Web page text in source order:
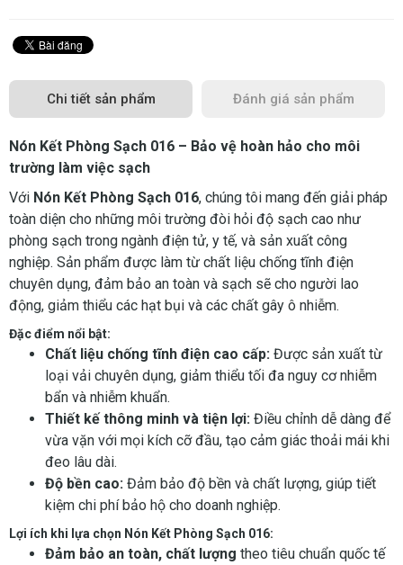
Chi tiết sản phẩm Đánh giá sản phẩm
Nón Kết Phòng Sạch 016 – Bảo vệ hoàn hảo cho môi
trường làm việc sạch
Với Nón Kết Phòng Sạch 016, chúng tôi mang đến giải pháp
toàn diện cho những môi trường đòi hỏi độ sạch cao như
phòng sạch trong ngành điện tử, y tế, và sản xuất công
nghiệp. Sản phẩm được làm từ chất liệu chống tĩnh điện
chuyên dụng, đảm bảo an toàn và sạch sẽ cho người lao
động, giảm thiểu các hạt bụi và các chất gây ô nhiễm.
Đặc điểm nổi bật:
Chất liệu chống tĩnh điện cao cấp: Được sản xuất từ
loại vải chuyên dụng, giảm thiểu tối đa nguy cơ nhiễm
bẩn và nhiễm khuẩn.
Thiết kế thông minh và tiện lợi: Điều chỉnh dễ dàng để
vừa vặn với mọi kích cỡ đầu, tạo cảm giác thoải mái khi
đeo lâu dài.
Độ bền cao: Đảm bảo độ bền và chất lượng, giúp tiết
kiệm chi phí bảo hộ cho doanh nghiệp.
Lợi ích khi lựa chọn Nón Kết Phòng Sạch 016:
Đảm bảo an toàn, chất lượng theo tiêu chuẩn quốc tế